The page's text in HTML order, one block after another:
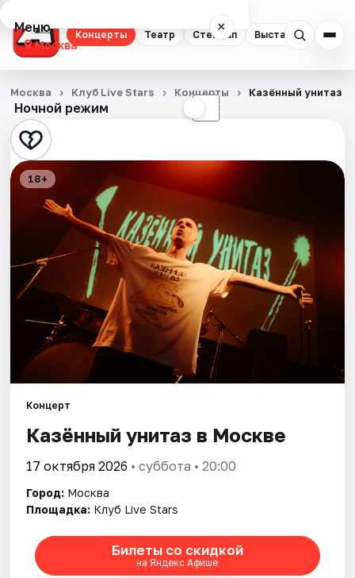
Концерты Театр Стендап Выставки
Меню ×
Москва
Концерты
Театр
Стендап
Выставки
Экскурсии
Спорт
События
Площадки
Артисты
Рейтинги
Ночной режим ☾
Москва Клуб Live Stars Концерты Казённый унитаз
18+
Концерт
Казённый унитаз в Москве
17 октября 2026 • суббота • 20:00
Город: Москва
Площадка: Клуб Live Stars
Билеты со скидкой
на Яндекс Афише